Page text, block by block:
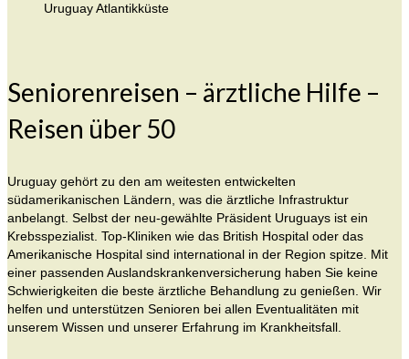
Uruguay Atlantikküste
Seniorenreisen – ärztliche Hilfe –
Reisen über 50
Uruguay gehört zu den am weitesten entwickelten
südamerikanischen Ländern, was die ärztliche Infrastruktur
anbelangt. Selbst der neu-gewählte Präsident Uruguays ist ein
Krebsspezialist. Top-Kliniken wie das British Hospital oder das
Amerikanische Hospital sind international in der Region spitze. Mit
einer passenden Auslandskrankenversicherung haben Sie keine
Schwierigkeiten die beste ärztliche Behandlung zu genießen. Wir
helfen und unterstützen Senioren bei allen Eventualitäten mit
unserem Wissen und unserer Erfahrung im Krankheitsfall.